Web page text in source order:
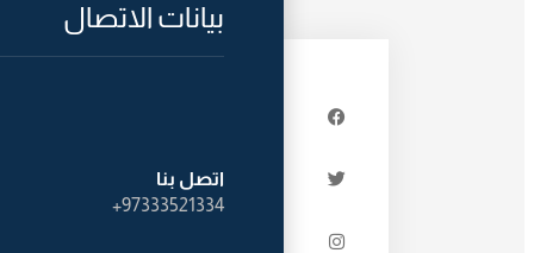
بيانات الاتصال
اتصل بنا
97333521334+